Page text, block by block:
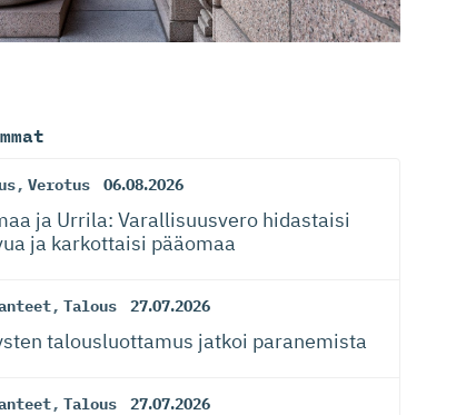
, Verotus 06.08.2026
ja Urrila: Varallisuusvero hidastaisi
ja karkottaisi pääomaa
, Talous 27.07.2026
talousluottamus jatkoi paranemista
, Talous 27.07.2026